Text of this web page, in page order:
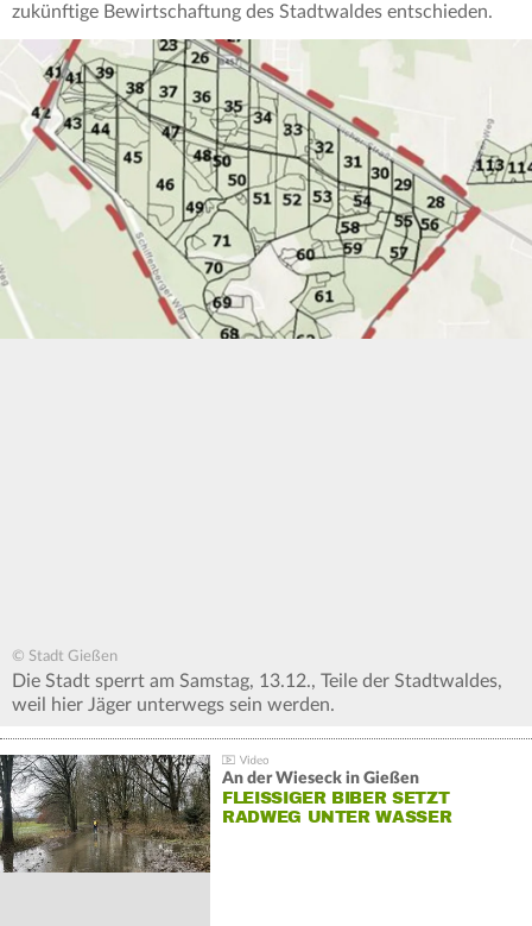
zukünftige Bewirtschaftung des Stadtwaldes entschieden.
© Stadt Gießen
Die Stadt sperrt am Samstag, 13.12., Teile der Stadtwaldes,
weil hier Jäger unterwegs sein werden.
An der Wieseck in Gießen
FLEISSIGER BIBER SETZT R
ADWEG UNTER WASSER